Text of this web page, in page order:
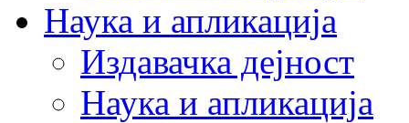
Наука и апликација
Издавачка дејност
Наука и апликација